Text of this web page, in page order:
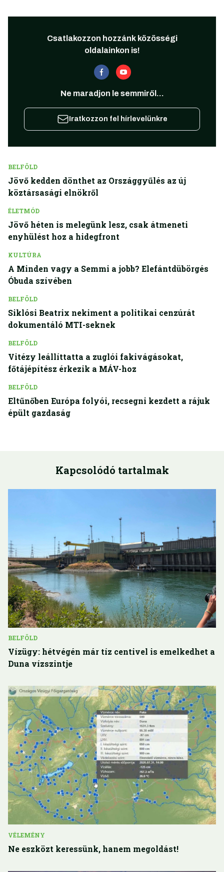
Csatlakozzon hozzánk közösségi
oldalainkon is!
Ne maradjon le semmiről...
Iratkozzon fel hírlevelünkre
BELFÖLD
Jövő kedden dönthet az Országgyűlés az új
köztársasági elnökről
ÉLETMÓD
Jövő héten is melegünk lesz, csak átmeneti
enyhülést hoz a hidegfront
KULTÚRA
A Minden vagy a Semmi a jobb? Elefántdübörgés
Óbuda szívében
BELFÖLD
Siklósi Beatrix nekiment a politikai cenzúrát
dokumentáló MTI-seknek
BELFÖLD
Vitézy leállíttatta a zuglói fakivágásokat,
főtájépítész érkezik a MÁV-hoz
BELFÖLD
Eltűnőben Európa folyói, recsegni kezdett a rájuk
épült gazdaság
Kapcsolódó tartalmak
BELFÖLD
Vízügy: hétvégén már tíz centivel is emelkedhet a
Duna vízszintje
VÉLEMÉNY
Ne eszközt keressünk, hanem megoldást!